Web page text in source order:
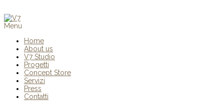
Menu
Home
About us
V7 Studio
Progetti
Concept Store
Servizi
Press
Contatti